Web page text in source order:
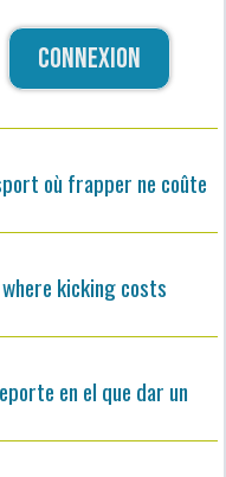
Connexion
où frapper ne coûte
kicking costs
en el que dar un